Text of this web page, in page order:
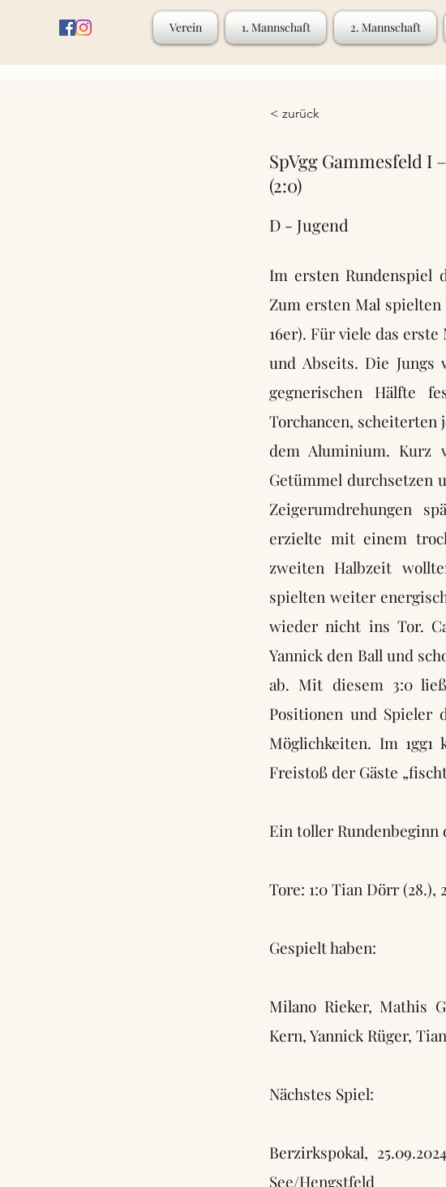
Verein 1. Mannschaft 2. Mannschaft
< zurück
SpVgg Gammesfeld I
(2:0)
D - Jugend
Im ersten Rundenspiel
Zum ersten Mal spielten
16er). Für viele das
und Abseits. Die
gegnerischen Hälfte
Torchancen, scheiterten
dem Aluminium. Kurz
Getümmel durchsetzen
Zeigerumdrehungen
erzielte mit einem
zweiten Halbzeit
spielten weiter
wieder nicht ins Tor.
Yannick den Ball und
ab. Mit diesem 3:0
Positionen und Spieler
Möglichkeiten. Im
Freistoß der Gäste
Ein toller Rundenbeginn
Tore: 1:0 Tian Dörr (28.),
Gespielt haben:
Milano Rieker, Mathis
Kern, Yannick Rüger,
Nächstes Spiel:
Berzirkspokal,
See/Hengstfeld